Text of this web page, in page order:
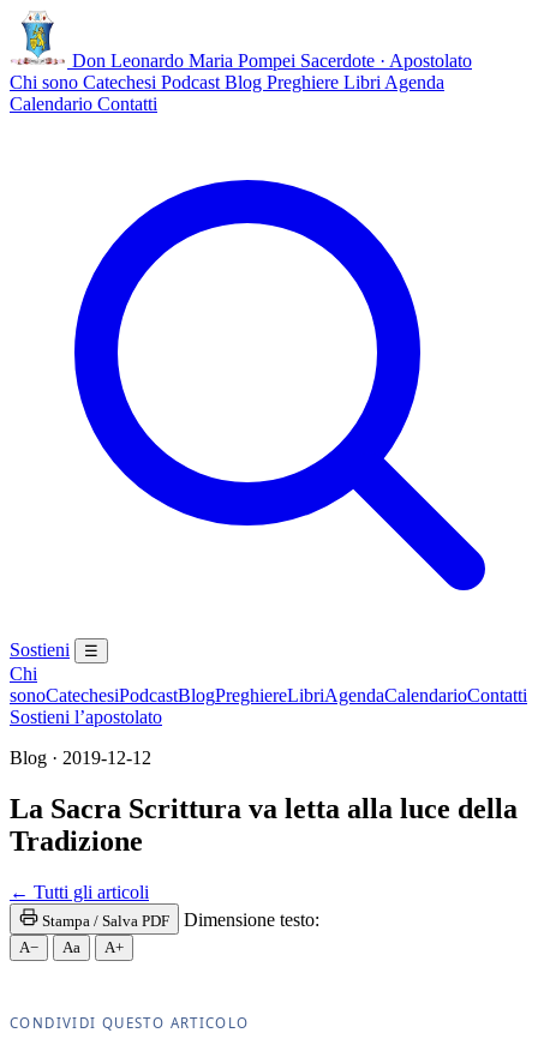
Don Leonardo Maria Pompei Sacerdote · Apostolato
Chi sono Catechesi Podcast Blog Preghiere Libri Agenda
Calendario Contatti
Sostieni ☰
Chi
sonoCatechesiPodcastBlogPreghiereLibriAgendaCalendarioContatti
Sostieni l’apostolato
Blog · 2019-12-12
La Sacra Scrittura va letta alla luce della
Tradizione
← Tutti gli articoli
Stampa / Salva PDF Dimensione testo:
A− Aa A+
CONDIVIDI QUESTO ARTICOLO